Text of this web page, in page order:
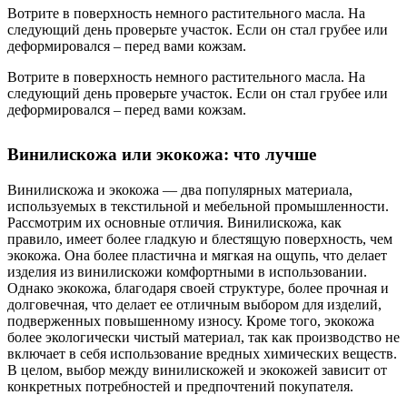
Вотрите в поверхность немного растительного масла. На
следующий день проверьте участок. Если он стал грубее или
деформировался – перед вами кожзам.
Вотрите в поверхность немного растительного масла. На
следующий день проверьте участок. Если он стал грубее или
деформировался – перед вами кожзам.
Винилискожа или экокожа: что лучше
Винилискожа и экокожа — два популярных материала,
используемых в текстильной и мебельной промышленности.
Рассмотрим их основные отличия. Винилискожа, как
правило, имеет более гладкую и блестящую поверхность, чем
экокожа. Она более пластична и мягкая на ощупь, что делает
изделия из винилискожи комфортными в использовании.
Однако экокожа, благодаря своей структуре, более прочная и
долговечная, что делает ее отличным выбором для изделий,
подверженных повышенному износу. Кроме того, экокожа
более экологически чистый материал, так как производство не
включает в себя использование вредных химических веществ.
В целом, выбор между винилискожей и экокожей зависит от
конкретных потребностей и предпочтений покупателя.